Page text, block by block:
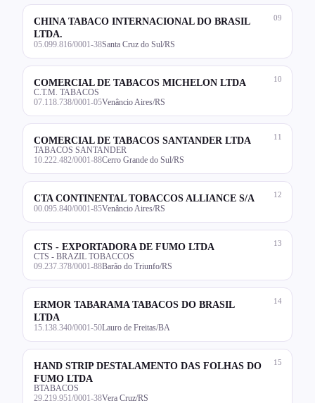
09
CHINA TABACO INTERNACIONAL DO BRASIL
LTDA.
05.099.816/0001-38Santa Cruz do Sul/RS
10
COMERCIAL DE TABACOS MICHELON LTDA
C.T.M. TABACOS
07.118.738/0001-05Venâncio Aires/RS
11
COMERCIAL DE TABACOS SANTANDER LTDA
TABACOS SANTANDER
10.222.482/0001-88Cerro Grande do Sul/RS
12
CTA CONTINENTAL TOBACCOS ALLIANCE S/A
00.095.840/0001-85Venâncio Aires/RS
13
CTS - EXPORTADORA DE FUMO LTDA
CTS - BRAZIL TOBACCOS
09.237.378/0001-88Barão do Triunfo/RS
14
ERMOR TABARAMA TABACOS DO BRASIL
LTDA
15.138.340/0001-50Lauro de Freitas/BA
15
HAND STRIP DESTALAMENTO DAS FOLHAS DO
FUMO LTDA
BTABACOS
29.219.951/0001-38Vera Cruz/RS